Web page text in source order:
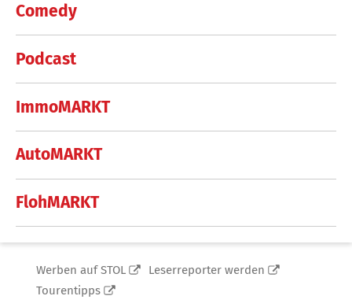
Comedy
Podcast
ImmoMARKT
AutoMARKT
FlohMARKT
Werben auf STOL
Leserreporter werden
Tourentipps